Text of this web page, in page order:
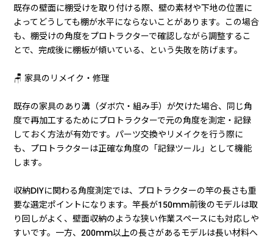
既存の壁面に棚受けを取り付ける際、壁の素材や下地の位置に
よってどうしても棚が水平にならないことがあります。この場合
も、棚受けの角度をプロトラクターで確認しながら調整するこ
とで、完成後に棚板が傾いている、という失敗を防げます。
🪑 家具のリメイク・修理
既存の家具のあり溝（ダボ穴・組み手）が欠けた場合、同じ角
度で再加工するためにプロトラクターで元の角度を測定・記録
しておく方法が有効です。パーツ交換やリメイクを行う際に
も、プロトラクターは正確な角度の「記録ツール」として機能
します。
収納DIYに関わる角度測定では、プロトラクターの竿の長さも重
要な選定ポイントになります。竿長が150mm前後のモデルは取
り回しがよく、壁面収納のような狭い作業スペースにも対応しや
すいです。一方、200mm以上の長さがあるモデルは長い材料へ